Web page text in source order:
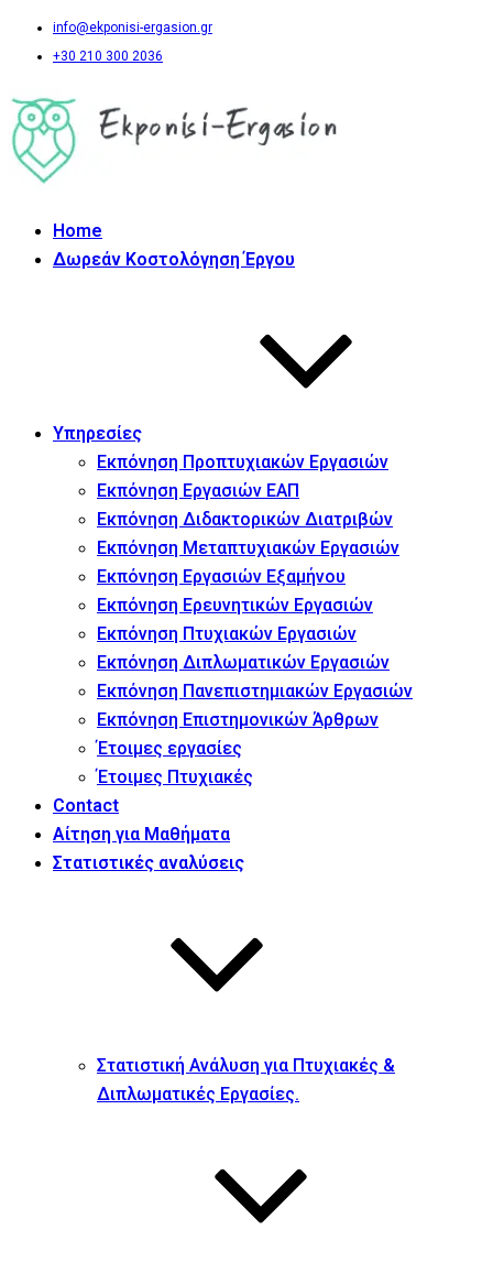
info@ekponisi-ergasion.gr
+30 210 300 2036
Home
Δωρεάν Κοστολόγηση Έργου
Υπηρεσίες
Εκπόνηση Προπτυχιακών Εργασιών
Εκπόνηση Εργασιών ΕΑΠ
Εκπόνηση Διδακτορικών Διατριβών
Εκπόνηση Μεταπτυχιακών Εργασιών
Εκπόνηση Εργασιών Εξαμήνου
Εκπόνηση Ερευνητικών Εργασιών
Εκπόνηση Πτυχιακών Εργασιών
Εκπόνηση Διπλωματικών Εργασιών
Εκπόνηση Πανεπιστημιακών Εργασιών
Εκπόνηση Επιστημονικών Άρθρων
Έτοιμες εργασίες
Έτοιμες Πτυχιακές
Contact
Αίτηση για Μαθήματα
Στατιστικές αναλύσεις
Στατιστική Ανάλυση για Πτυχιακές &
Διπλωματικές Εργασίες.